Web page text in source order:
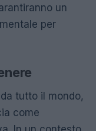
un
per
tutto il mondo,
come